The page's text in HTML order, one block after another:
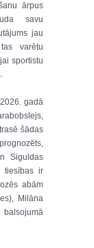
ārpus
savu
jau
varētu
sportistu
gadā
šādas
Siguldas
tiesības ir
abām
Milāna